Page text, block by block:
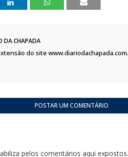
DA CHAPADA
do site
POSTAR UM COMENTÁRIO
pelos comentários aqui expostos.